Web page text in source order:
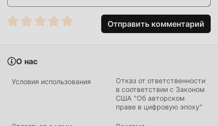
бесплатную версию мода Zarbia 1.3 в установочном
пакете moddroid одним щелчком мыши, и вас ждут
другие бесплатные популярные игры с модами. играй,
Отправить комментарий
О нас
Условия использования
Отказ от ответственности
в соответствии с Законом
США "Об авторском
праве в цифровую эпоху"